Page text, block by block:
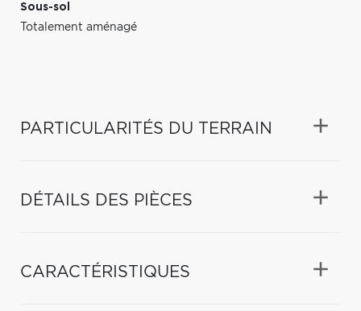
Sous-sol
Totalement aménagé
PARTICULARITÉS DU TERRAIN
DÉTAILS DES PIÈCES
CARACTÉRISTIQUES